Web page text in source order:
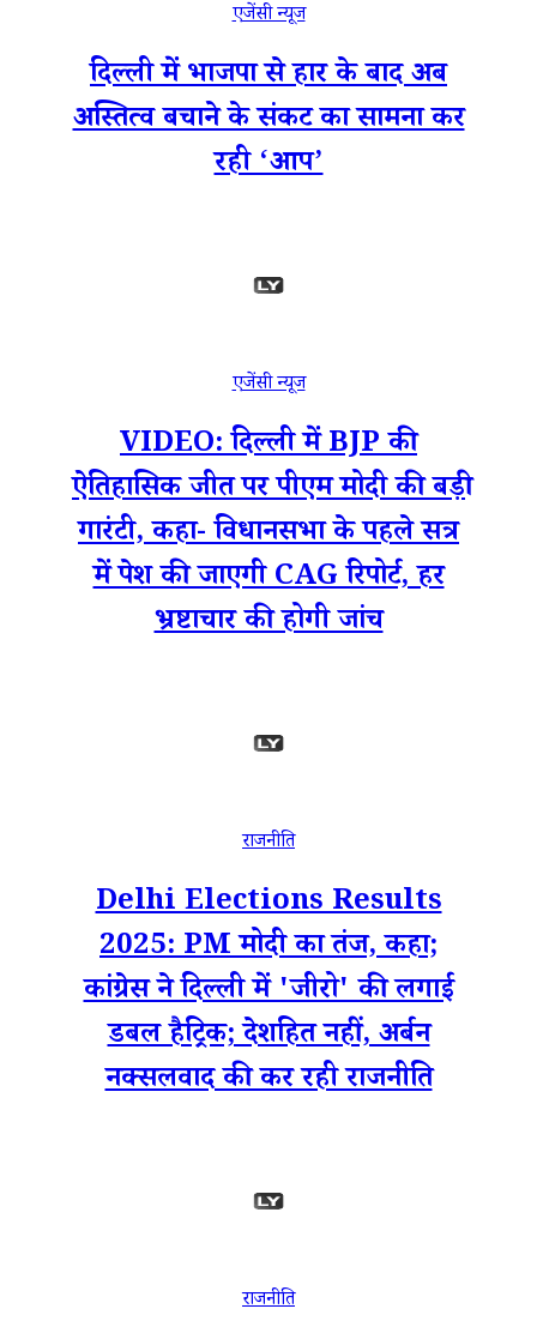
एजेंसी न्यूज
दिल्ली में भाजपा से हार के बाद अब
अस्तित्व बचाने के संकट का सामना कर
रही ‘आप’
एजेंसी न्यूज
VIDEO: दिल्ली में BJP की
ऐतिहासिक जीत पर पीएम मोदी की बड़ी
गारंटी, कहा- विधानसभा के पहले सत्र
में पेश की जाएगी CAG रिपोर्ट, हर
भ्रष्टाचार की होगी जांच
राजनीति
Delhi Elections Results
2025: PM मोदी का तंज, कहा;
कांग्रेस ने दिल्ली में 'जीरो' की लगाई
डबल हैट्रिक; देशहित नहीं, अर्बन
नक्सलवाद की कर रही राजनीति
राजनीति